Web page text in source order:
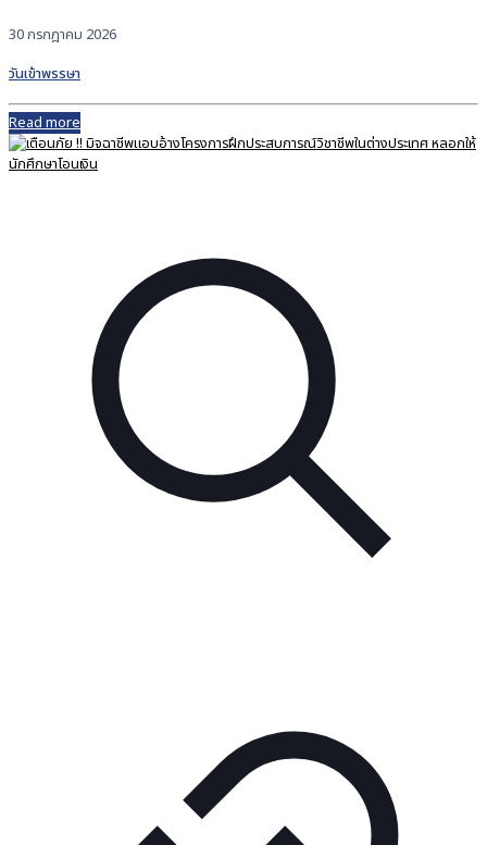
30 กรกฎาคม 2026
วันเข้าพรรษา
Read more